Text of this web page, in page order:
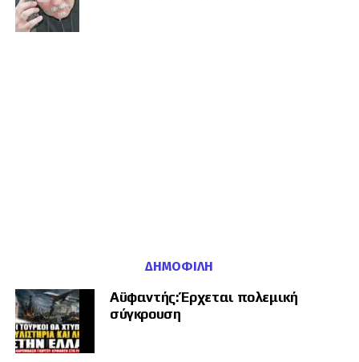
Δεύτερη φάση:
ψευδείς κατηγορίες για οικονομικές καταχρήσεις ή σεξουαλικά
Υβριδική απειλή και Τεχνητή
Νοημοσύνη
Κυβερνητικοί κύκλοι υπογραμμίζουν ότι οι ενέργειες αυτές αποτελούν
μέρος μιας ευρύτερης, μακροπρόθεσμης υβριδικής στρατηγικής της
ΔΗΜΟΦΙΛΉ
Αϋφαντής: Έρχεται πολεμική
σύγκρουση